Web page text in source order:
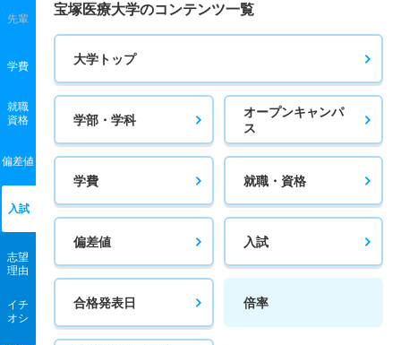
先輩
学費
就職
資格
偏差値
入試
志望
理由
イチ
オシ
宝塚医療大学のコンテンツ一覧
大学トップ
学部・学科
オープンキャンパ
ス
学費 就職・資格
偏差値 入試
合格発表日 倍率